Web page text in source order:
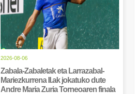
2026-08-06
Zabala-Zabaletak eta Larrazabal-
Mariezkurrena II.ak jokatuko dute
Andre Maria Zuria Torneoaren finala